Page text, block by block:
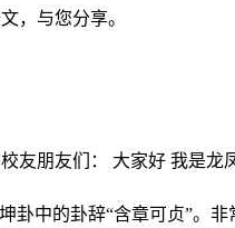
，与您分享。
友朋友们： 大家好 我是
卦中的卦辞“含章可贞”。